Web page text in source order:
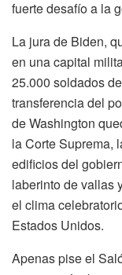
fuerte desafío a la
La jura de Biden,
en una capital
25.000 soldados
transferencia del
de Washington
la Corte Suprema,
edificios del
laberinto de vallas
el clima
Estados Unidos.
Apenas pise el